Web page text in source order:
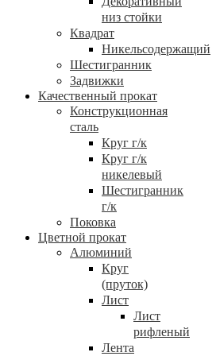
низ стойки
Квадрат
Никельсодержащий
Шестигранник
Задвижки
Качественный прокат
Конструкционная
сталь
Круг г/к
Круг г/к
никелевый
Шестигранник
г/к
Поковка
Цветной прокат
Алюминий
Круг
(пруток)
Лист
Лист
рифленый
Лента